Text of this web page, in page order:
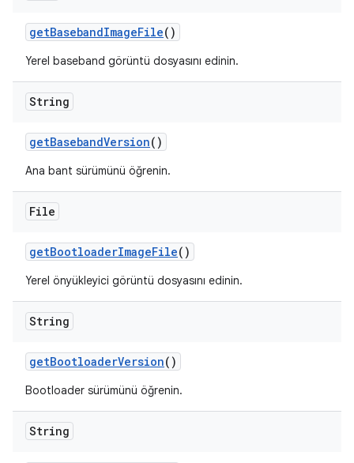
getBasebandImageFile()
Yerel baseband görüntü dosyasını edinin.
String
getBasebandVersion()
Ana bant sürümünü öğrenin.
File
getBootloaderImageFile()
Yerel önyükleyici görüntü dosyasını edinin.
String
getBootloaderVersion()
Bootloader sürümünü öğrenin.
String